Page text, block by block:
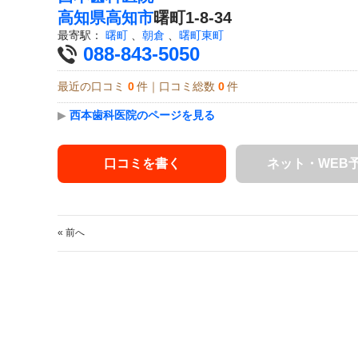
高知県高知市曙町1-8-34
最寄駅： 曙町 朝倉 曙町東町
088-843-5050
最近の口コミ 0 件｜口コミ総数 0 件
▶ 西本歯科医院のページを見る
口コミを書く ネット・WEB
« 前へ